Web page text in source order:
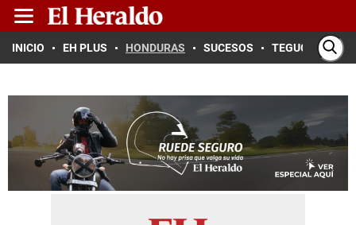
INICIO EH PLUS HONDURAS SUCESOS TEGUCIGALPA